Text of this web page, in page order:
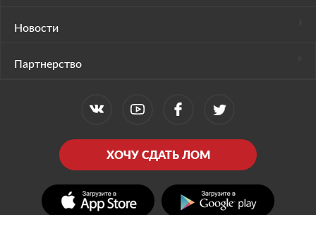
Новости
Партнерство
ХОЧУ СДАТЬ ЛОМ